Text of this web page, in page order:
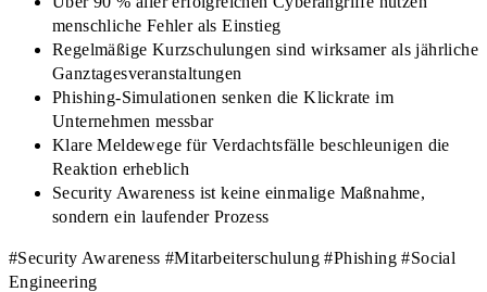
menschliche Fehler als Einstieg
Regelmäßige Kurzschulungen sind wirksamer als jährliche
Ganztagesveranstaltungen
Phishing-Simulationen senken die Klickrate im
Unternehmen messbar
Klare Meldewege für Verdachtsfälle beschleunigen die
Reaktion erheblich
Security Awareness ist keine einmalige Maßnahme,
sondern ein laufender Prozess
#Security Awareness #Mitarbeiterschulung#Phishing#Social
Engineering